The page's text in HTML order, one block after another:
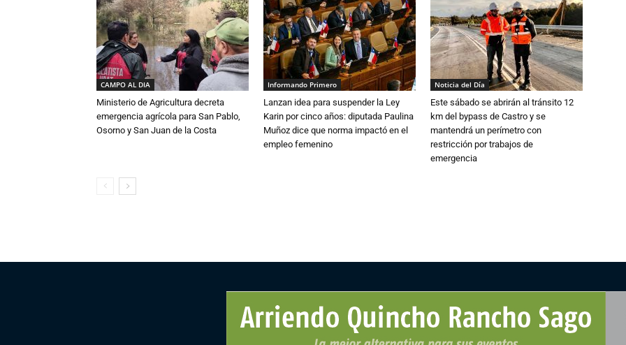
CAMPO AL DIA
Ministerio de Agricultura decreta
emergencia agrícola para San Pablo,
Osorno y San Juan de la Costa
Informando Primero
Lanzan idea para suspender la Ley
Karin por cinco años: diputada Paulina
Muñoz dice que norma impactó en el
empleo femenino
Noticia del Día
Este sábado se abrirán al tránsito 12
km del bypass de Castro y se
mantendrá un perímetro con
restricción por trabajos de
emergencia